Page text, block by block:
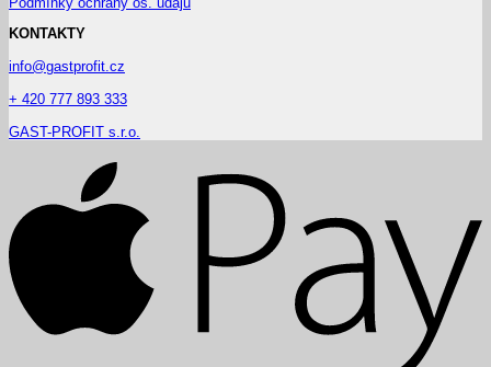
KONTAKTY
info@gastprofit.cz
+ 420 777 893 333
GAST-PROFIT s.r.o.